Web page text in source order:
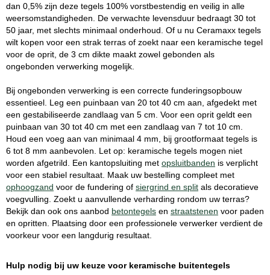
dan 0,5% zijn deze tegels 100% vorstbestendig en veilig in alle
weersomstandigheden. De verwachte levensduur bedraagt 30 tot
50 jaar, met slechts minimaal onderhoud. Of u nu Ceramaxx tegels
wilt kopen voor een strak terras of zoekt naar een keramische tegel
voor de oprit, de 3 cm dikte maakt zowel gebonden als
ongebonden verwerking mogelijk.
Bij ongebonden verwerking is een correcte funderingsopbouw
essentieel. Leg een puinbaan van 20 tot 40 cm aan, afgedekt met
een gestabiliseerde zandlaag van 5 cm. Voor een oprit geldt een
puinbaan van 30 tot 40 cm met een zandlaag van 7 tot 10 cm.
Houd een voeg aan van minimaal 4 mm, bij grootformaat tegels is
6 tot 8 mm aanbevolen. Let op: keramische tegels mogen niet
worden afgetrild. Een kantopsluiting met opsluitbanden is verplicht
voor een stabiel resultaat. Maak uw bestelling compleet met
ophoogzand voor de fundering of siergrind en split als decoratieve
voegvulling. Zoekt u aanvullende verharding rondom uw terras?
Bekijk dan ook ons aanbod betontegels en straatstenen voor paden
en opritten. Plaatsing door een professionele verwerker verdient de
voorkeur voor een langdurig resultaat.
Hulp nodig bij uw keuze voor keramische buitentegels